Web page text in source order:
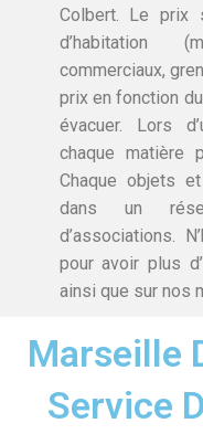
Colbert. Le prix
d’habitation
commerciaux,
prix en fonction
évacuer. Lors
chaque matière
Chaque objets
dans un
d’associations.
pour avoir plus
ainsi que sur nos
Marseille
Service